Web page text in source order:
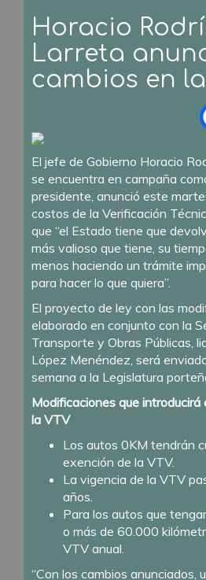
Horacio
Larreta
cambios en
El jefe de Gobierno Horacio
se encuentra en campaña
presidente, anunció este
costos de la Verificación
que “el Estado tiene que
más valioso que tiene, su
menos haciendo un trámite
para hacer lo que quiera”.
El proyecto de ley con las
elaborado en conjunto con la
Transporte y Obras Públicas,
López Menéndez, será
semana a la Legislatura
Modificaciones que
la VTV
Los autos 0KM tendrán
exención de la VTV.
La vigencia de la VTV
años.
Para los autos que
o más de 60.000
VTV anual.
“Con los cambios anunciados,